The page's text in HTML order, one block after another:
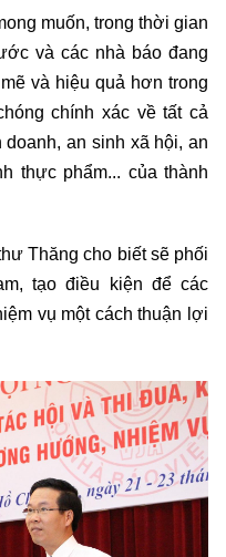
muốn, trong thời gian
và các nhà báo đang
và hiệu quả hơn trong
chính xác về tất cả
an sinh xã hội, an
thực phẩm... của thành
Thăng cho biết sẽ phối
tạo điều kiện để các
vụ một cách thuận lợi